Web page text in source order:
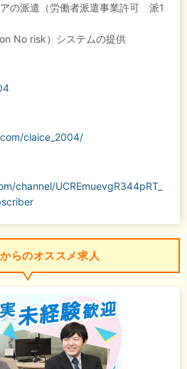
の派遣（労働者派遣事業許可 派1
No risk）システムの提供
claice_2004/
channel/UCREmuevgR344pRT_
らのオススメ求人